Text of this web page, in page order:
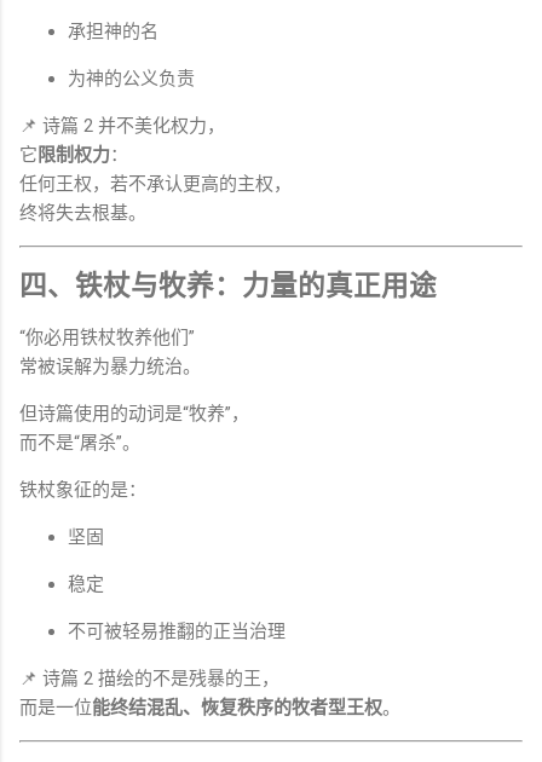
承担神的名
为神的公义负责
📌 诗篇 2 并不美化权力，
它 限制权力：
任何王权，若不承认更高的主权，
终将失去根基。
四、铁杖与牧养：力量的真正用途
“你必用铁杖牧养他们”
常被误解为暴力统治。
但诗篇使用的动词是“牧养”，
而不是“屠杀”。
铁杖象征的是：
坚固
稳定
不可被轻易推翻的正当治理
📌 诗篇 2 描绘的不是残暴的王，
而是一位能终结混乱、恢复秩序的牧者型王权。